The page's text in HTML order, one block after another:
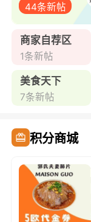
44条新帖
商家自荐区
1条新帖
美食天下
7条新帖
积分商城